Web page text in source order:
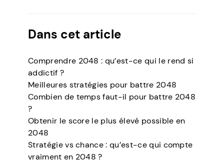
Dans cet article
Comprendre 2048 : qu’est-ce qui le rend si
addictif ?
Meilleures stratégies pour battre 2048
Combien de temps faut-il pour battre 2048
?
Obtenir le score le plus élevé possible en
2048
Stratégie vs chance : qu’est-ce qui compte
vraiment en 2048 ?